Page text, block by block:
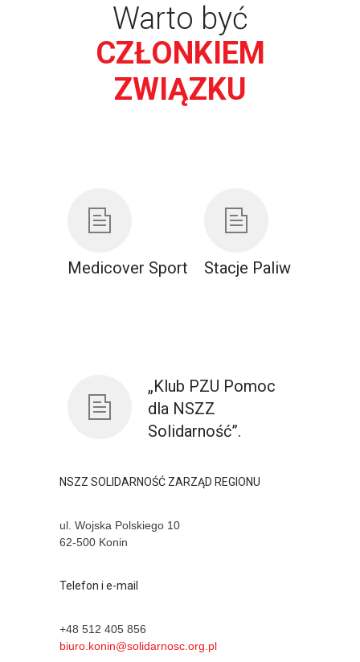
Warto być
CZŁONKIEM
ZWIĄZKU
Medicover Sport Stacje Paliw
„Klub PZU Pomoc
dla NSZZ
Solidarność”.
NSZZ SOLIDARNOŚĆ ZARZĄD REGIONU
ul. Wojska Polskiego 10
62-500 Konin
Telefon i e-mail
+48 512 405 856
biuro.konin@solidarnosc.org.pl